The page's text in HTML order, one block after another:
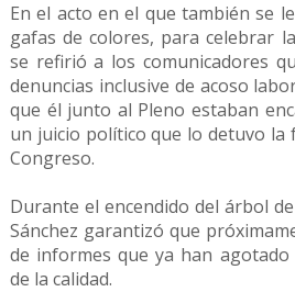
En el acto en el que también se
gafas de colores, para celebrar
se refirió a los comunicadores
denuncias inclusive de acoso
que él junto al Pleno estaban
un juicio político que lo detuvo la
Congreso.
Durante el encendido del árbol
Sánchez garantizó que
de informes que ya han
de la calidad.